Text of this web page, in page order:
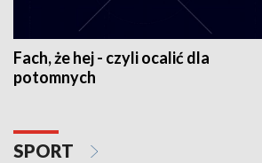
Fach, że hej - czyli ocalić dla
potomnych
SPORT